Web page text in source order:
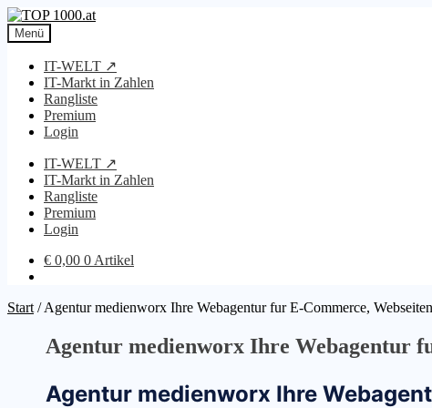
Zur
Navigation
springen
Zum
Inhalt
springen
Menü
IT-WELT ↗
IT-Markt in Zahlen
Rangliste
Premium
Login
IT-WELT ↗
IT-Markt in Zahlen
Rangliste
Premium
Login
€ 0,00 0 Artikel
Start /Agentur medienworx Ihre Webagentur fur E-Commerce,
Agentur medienworx Ihre Webagentur
Agentur medienworx Ihre